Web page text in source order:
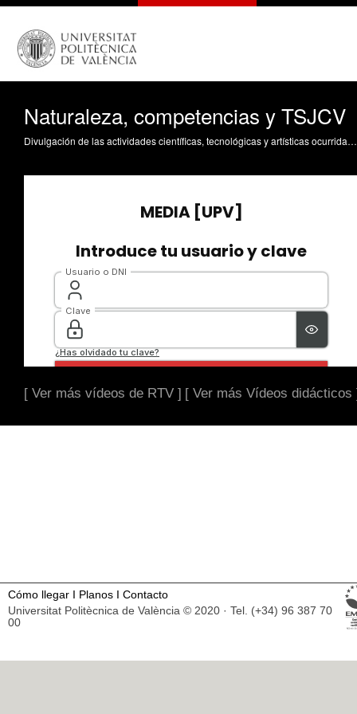
Naturaleza, competencias y TSJCV
Divulgación de las actividades científicas, tecnológicas y artísticas ocurridas en los tres campus de la UPV
[ Ver más vídeos de RTV ] [ Ver más Vídeos didácticos
Cómo llegar I Planos I Contacto
Universitat Politècnica de València © 2020 · Tel. (+34) 96 387 70
00